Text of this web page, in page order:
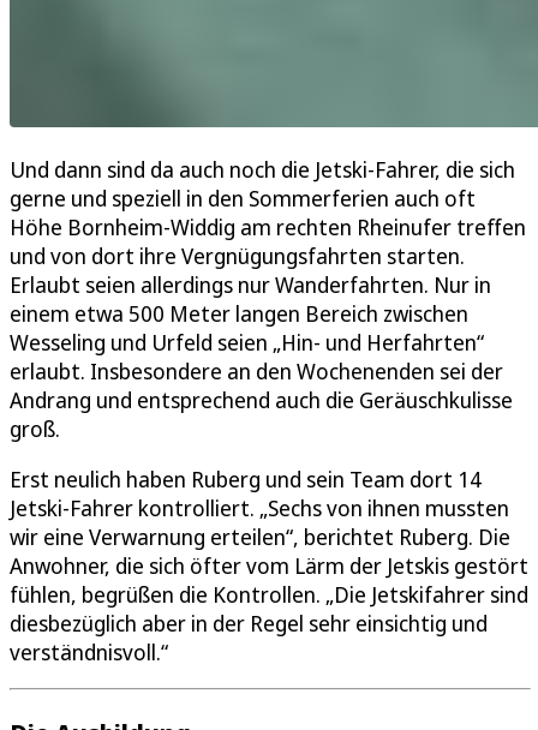
Und dann sind da auch noch die Jetski-Fahrer, die sich
gerne und speziell in den Sommerferien auch oft
Höhe Bornheim-Widdig am rechten Rheinufer treffen
und von dort ihre Vergnügungsfahrten starten.
Erlaubt seien allerdings nur Wanderfahrten. Nur in
einem etwa 500 Meter langen Bereich zwischen
Wesseling und Urfeld seien „Hin- und Herfahrten“
erlaubt. Insbesondere an den Wochenenden sei der
Andrang und entsprechend auch die Geräuschkulisse
groß.
Erst neulich haben Ruberg und sein Team dort 14
Jetski-Fahrer kontrolliert. „Sechs von ihnen mussten
wir eine Verwarnung erteilen“, berichtet Ruberg. Die
Anwohner, die sich öfter vom Lärm der Jetskis gestört
fühlen, begrüßen die Kontrollen. „Die Jetskifahrer sind
diesbezüglich aber in der Regel sehr einsichtig und
verständnisvoll.“